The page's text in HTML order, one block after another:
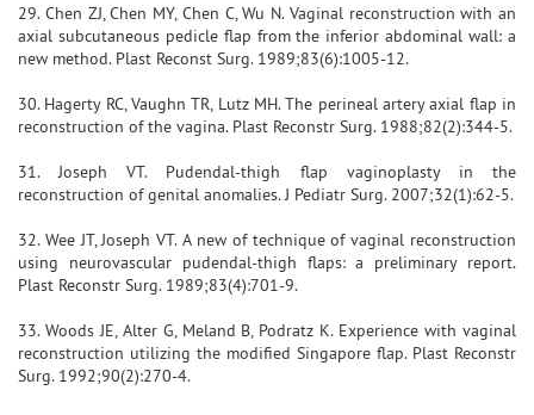
29. Chen ZJ, Chen MY, Chen C, Wu N. Vaginal reconstruction with an
axial subcutaneous pedicle flap from the inferior abdominal wall: a
new method. Plast Reconst Surg. 1989;83(6):1005-12.
30. Hagerty RC, Vaughn TR, Lutz MH. The perineal artery axial flap in
reconstruction of the vagina. Plast Reconstr Surg. 1988;82(2):344-5.
31. Joseph VT. Pudendal-thigh flap vaginoplasty in the
reconstruction of genital anomalies. J Pediatr Surg. 2007;32(1):62-5.
32. Wee JT, Joseph VT. A new of technique of vaginal reconstruction
using neurovascular pudendal-thigh flaps: a preliminary report.
Plast Reconstr Surg. 1989;83(4):701-9.
33. Woods JE, Alter G, Meland B, Podratz K. Experience with vaginal
reconstruction utilizing the modified Singapore flap. Plast Reconstr
Surg. 1992;90(2):270-4.